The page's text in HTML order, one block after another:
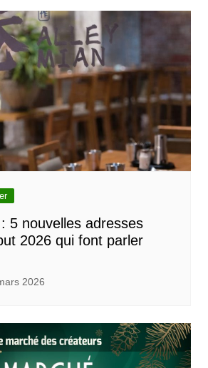
5 nouvelles adresses
2026 qui font parler
2026